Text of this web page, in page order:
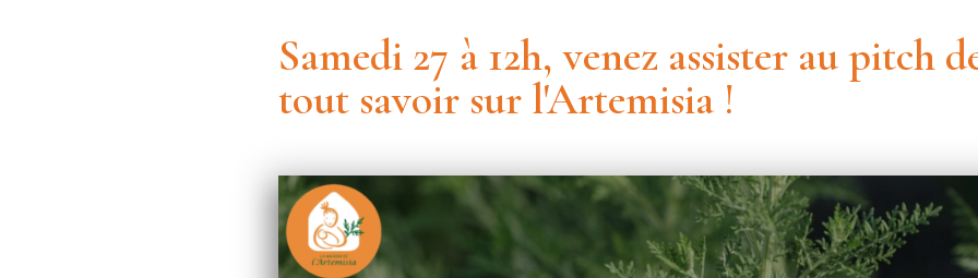
Samedi 27 à 12h, venez assister au pitch
tout savoir sur l'Artemisia !